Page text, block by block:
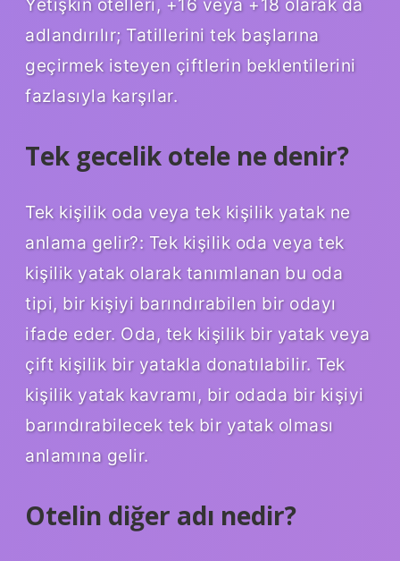
adlandırılır; Tatillerini tek başlarına
geçirmek isteyen çiftlerin beklentilerini
fazlasıyla karşılar.
Tek gecelik otele ne denir?
Tek kişilik oda veya tek kişilik yatak ne
anlama gelir?: Tek kişilik oda veya tek
kişilik yatak olarak tanımlanan bu oda
tipi, bir kişiyi barındırabilen bir odayı
ifade eder. Oda, tek kişilik bir yatak veya
çift kişilik bir yatakla donatılabilir. Tek
kişilik yatak kavramı, bir odada bir kişiyi
barındırabilecek tek bir yatak olması
anlamına gelir.
Otelin diğer adı nedir?